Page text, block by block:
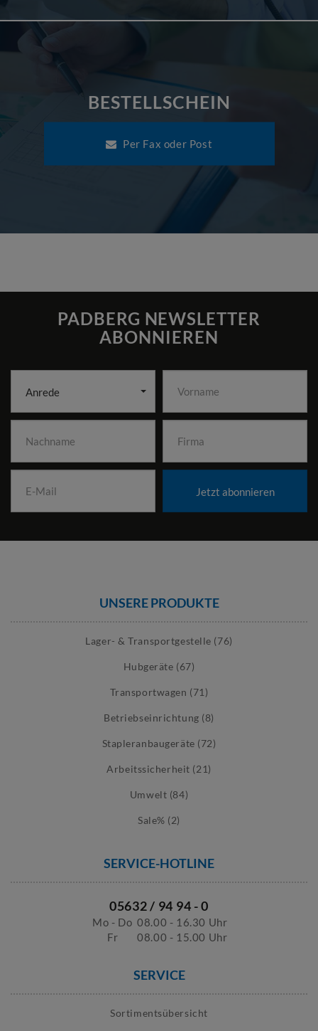
BESTELLSCHEIN
Per Fax oder Post
PADBERG NEWSLETTER
ABONNIEREN
Anrede
Jetzt abonnieren
UNSERE PRODUKTE
Lager- & Transportgestelle (76)
Hubgeräte (67)
Transportwagen (71)
Betriebseinrichtung (8)
Stapleranbaugeräte (72)
Arbeitssicherheit (21)
Umwelt (84)
Sale% (2)
SERVICE-HOTLINE
05632 / 94 94 - 0
Mo - Do 08.00 - 16.30 Uhr
Fr
08.00 - 15.00 Uhr
SERVICE
Sortimentsübersicht